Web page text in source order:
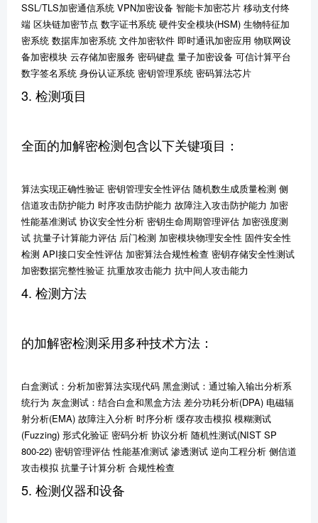
SSL/TLS加密通信系统 VPN加密设备 智能卡加密芯片 移动支付终
端 区块链加密节点 数字证书系统 硬件安全模块(HSM) 生物特征加
密系统 数据库加密系统 文件加密软件 即时通讯加密应用 物联网设
备加密模块 云存储加密服务 密码键盘 量子加密设备 可信计算平台
数字签名系统 身份认证系统 密钥管理系统 密码算法芯片
3. 检测项目
全面的加解密检测包含以下关键项目：
算法实现正确性验证 密钥管理安全性评估 随机数生成质量检测 侧
信道攻击防护能力 时序攻击防护能力 故障注入攻击防护能力 加密
性能基准测试 协议安全性分析 密钥生命周期管理评估 加密强度测
试 抗量子计算能力评估 后门检测 加密模块物理安全性 固件安全性
检测 API接口安全性评估 加密算法合规性检查 密钥存储安全性测试
加密数据完整性验证 抗重放攻击能力 抗中间人攻击能力
4. 检测方法
的加解密检测采用多种技术方法：
白盒测试：分析加密算法实现代码 黑盒测试：通过输入输出分析系
统行为 灰盒测试：结合白盒和黑盒方法 差分功耗分析(DPA) 电磁辐
射分析(EMA) 故障注入分析 时序分析 缓存攻击模拟 模糊测试
(Fuzzing) 形式化验证 密码分析 协议分析 随机性测试(NIST SP
800-22) 密钥管理评估 性能基准测试 渗透测试 逆向工程分析 侧信道
攻击模拟 抗量子计算分析 合规性检查
5. 检测仪器和设备